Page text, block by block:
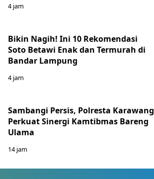
4 jam
Bikin Nagih! Ini 10 Rekomendasi
Soto Betawi Enak dan Termurah di
Bandar Lampung
4 jam
Sambangi Persis, Polresta Karawang
Perkuat Sinergi Kamtibmas Bareng
Ulama
14 jam